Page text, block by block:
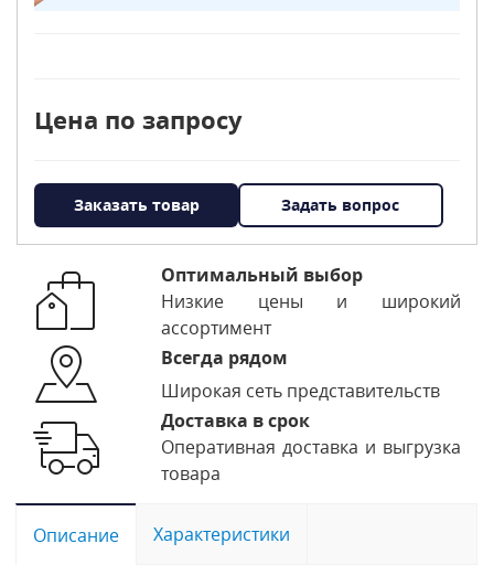
Цена по запросу
Заказать товар Задать вопрос
Оптимальный выбор
Низкие цены и широкий
ассортимент
Всегда рядом
Широкая сеть представительств
Доставка в срок
Оперативная доставка и выгрузка
товара
Описание Характеристики